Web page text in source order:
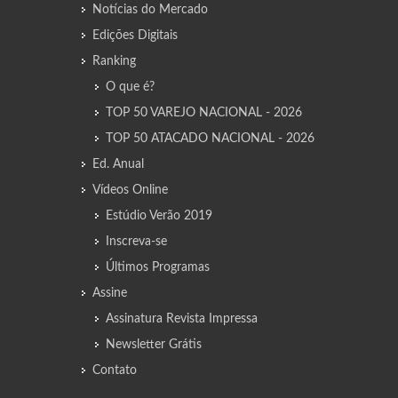
Notícias do Mercado
Edições Digitais
Ranking
O que é?
TOP 50 VAREJO NACIONAL - 2026
TOP 50 ATACADO NACIONAL - 2026
Ed. Anual
Vídeos Online
Estúdio Verão 2019
Inscreva-se
Últimos Programas
Assine
Assinatura Revista Impressa
Newsletter Grátis
Contato